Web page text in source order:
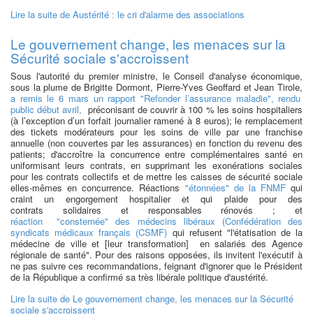
Lire la suite de Austérité : le cri d'alarme des associations
Le gouvernement change, les menaces sur la
Sécurité sociale s'accroissent
Sous l'autorité du premier ministre, le Conseil d'analyse économique,
sous la plume de Brigitte Dormont, Pierre-Yves Geoffard et Jean Tirole,
a remis le 6 mars un rapport "Refonder l’assurance maladie", rendu
public début avril, préconisant de couvrir à 100 % les soins hospitaliers
(à l’exception d’un forfait journalier ramené à 8 euros); le remplacement
des tickets modérateurs pour les soins de ville par une franchise
annuelle (non couvertes par les assurances) en fonction du revenu des
patients; d'accroître la concurrence entre complémentaires santé en
uniformisant leurs contrats, en supprimant les exonérations sociales
pour les contrats collectifs et de mettre les caisses de sécurité sociale
elles-mêmes en concurrence. Réactions "étonnées" de la FNMFqui
craint un engorgement hospitalier et qui plaide pour des
contrats solidaires et responsables rénovés ; et
réaction "consternée" des médecins libéraux (Confédération des
syndicats médicaux français (CSMF) qui refusent "l'étatisation de la
médecine de ville et [leur transformation] en salariés des Agence
régionale de santé". Pour des raisons opposées, ils invitent l'exécutif à
ne pas suivre ces recommandations, feignant d'ignorer que le Président
de la République a confirmé sa très libérale politique d'austérité.
Lire la suite de Le gouvernement change, les menaces sur la Sécurité
sociale s'accroissent